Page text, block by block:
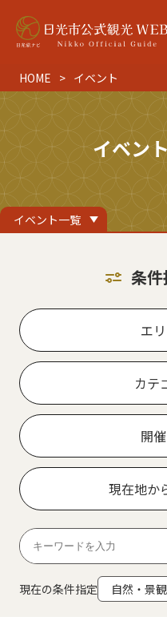
HOME イベント
イベン
イベント一覧
条
エ
カテ
開
現在地か
現在の条件指定 自然・景観